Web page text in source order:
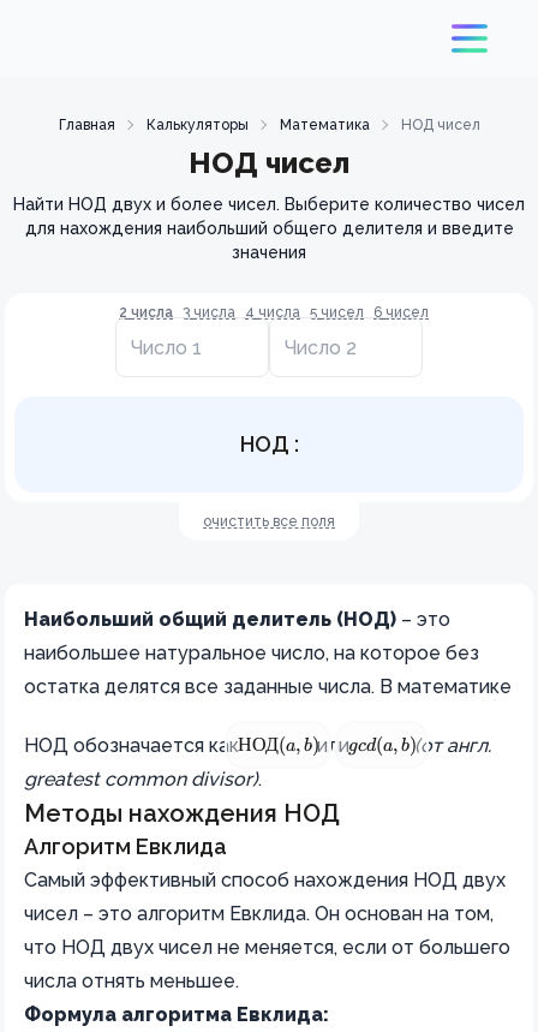
Главная Калькуляторы Математика НОД чисел
НОД чисел
Найти НОД двух и более чисел. Выберите количество чисел
для нахождения наибольший общего делителя и введите
значения
2 числа 3 числа 4 числа 5 чисел 6 чисел
НОД :
очистить все поля
Наибольший общий делитель (НОД) – это
наибольшее натуральное число, на которое без
остатка делятся все заданные числа. В математике
НОД обозначается как\text{НОД}(a,b)
НОД(a, b)
или\gcd(a,b)
gcd(a, b)(от англ.
greatest common divisor).
Методы нахождения НОД
Алгоритм Евклида
Самый эффективный способ нахождения НОД двух
чисел – это алгоритм Евклида. Он основан на том,
что НОД двух чисел не меняется, если от большего
числа отнять меньшее.
Формула алгоритма Евклида: